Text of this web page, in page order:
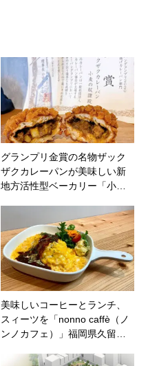
グランプリ金賞の名物ザック
ザクカレーパンが美味しい新
地方活性型ベーカリー「小…
美味しいコーヒーとランチ、
スィーツを「nonno caffè（ノ
ンノカフェ）」福岡県久留…